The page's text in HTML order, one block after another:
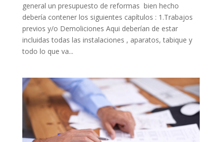
general un presupuesto de reformas bien hecho
debería contener los siguientes capítulos : 1.Trabajos
previos y/o Demoliciones Aqui deberían de estar
incluidas todas las instalaciones , aparatos, tabique y
todo lo que va...